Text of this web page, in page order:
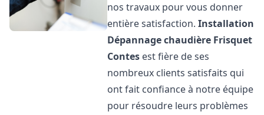
nos travaux pour vous donner
entière satisfaction.Installation
Dépannage chaudière Frisquet
Contes est fière de ses
nombreux clients satisfaits qui
ont fait confiance à notre équipe
pour résoudre leurs problèmes